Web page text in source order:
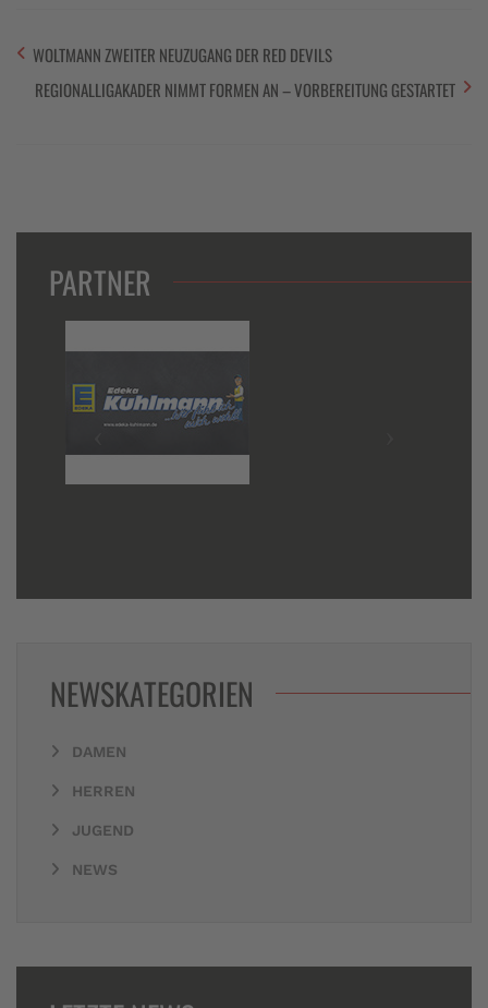
WOLTMANN ZWEITER NEUZUGANG DER RED DEVILS
REGIONALLIGAKADER NIMMT FORMEN AN – VORBEREITUNG GESTARTET
PARTNER
NEWSKATEGORIEN
DAMEN
HERREN
JUGEND
NEWS